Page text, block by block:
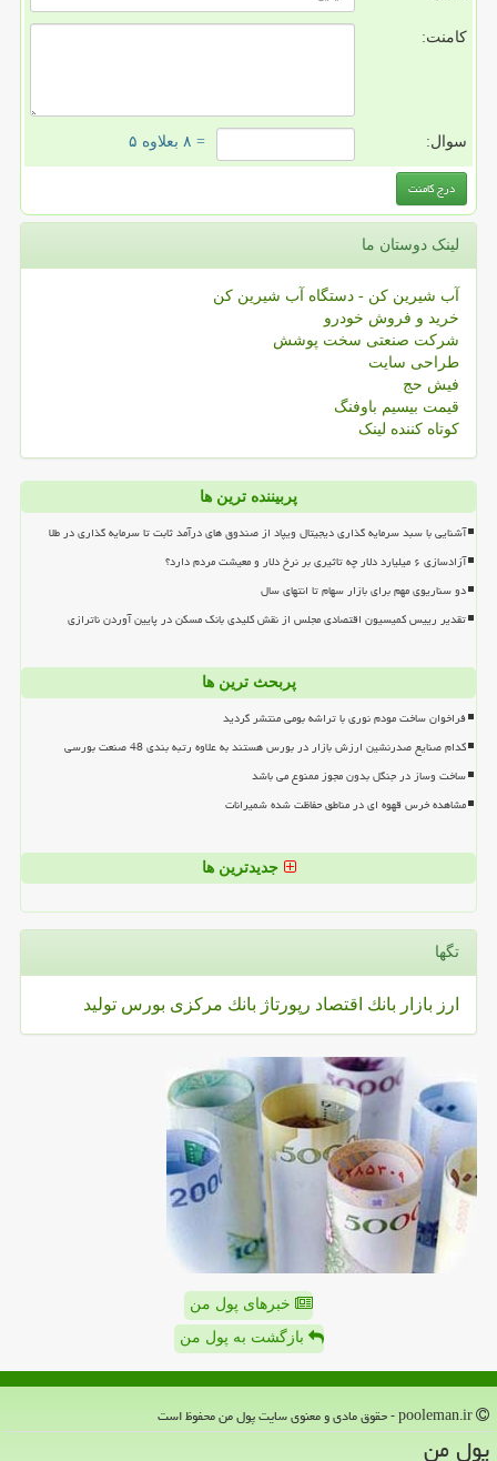
کامنت:
سوال: = ۸ بعلاوه ۵
لینک دوستان ما
آب شیرین کن - دستگاه آب شیرین کن
خرید و فروش خودرو
شرکت صنعتی سخت پوشش
طراحی سایت
فیش حج
قیمت بیسیم باوفنگ
کوتاه کننده لینک
پربیننده ترین ها
آشنایی با سبد سرمایه گذاری دیجیتال ویپاد از صندوق های درآمد ثابت تا سرمایه گذاری در طلا
آزادسازی ۶ میلیارد دلار چه تاثیری بر نرخ دلار و معیشت مردم دارد؟
دو سناریوی مهم برای بازار سهام تا انتهای سال
تقدیر رییس کمیسیون اقتصادی مجلس از نقش کلیدی بانک مسکن در پایین آوردن ناترازی
پربحث ترین ها
فراخوان ساخت مودم نوری با تراشه بومی منتشر گردید
کدام صنایع صدرنشین ارزش بازار در بورس هستند به علاوه رتبه بندی 48 صنعت بورسی
ساخت وساز در جنگل بدون مجوز ممنوع می باشد
مشاهده خرس قهوه ای در مناطق حفاظت شده شمیرانات
جدیدترین ها
تگها
ارز بازار بانك اقتصاد رپورتاژ بانك مركزی بورس تولید
خبرهای پول من
بازگشت به پول من
پول من